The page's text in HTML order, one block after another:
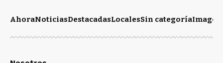
AhoraNoticiasDestacadasLocalesSin categoríaImagen